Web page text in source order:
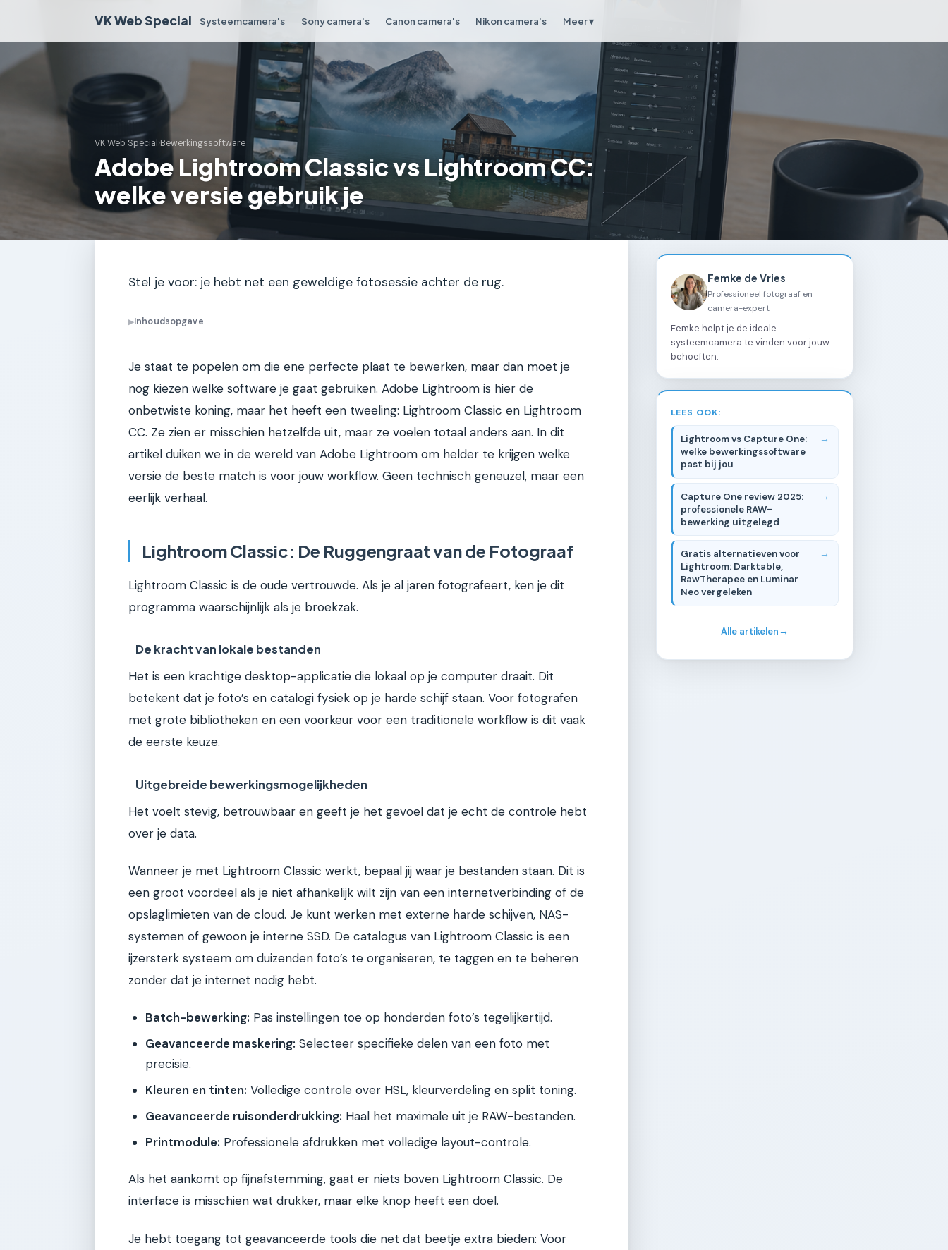
VK Web Special Systeemcamera's Sony camera's Canon camera's Nikon camera's Meer ▾
VK Web Special›Bewerkingssoftware
Adobe Lightroom Classic vs Lightroom CC:
welke versie gebruik je
Stel je voor: je hebt net een geweldige fotosessie achter de rug.
▶Inhoudsopgave
Je staat te popelen om die ene perfecte plaat te bewerken, maar dan moet je
nog kiezen welke software je gaat gebruiken. Adobe Lightroom is hier de
onbetwiste koning, maar het heeft een tweeling: Lightroom Classic en Lightroom
CC. Ze zien er misschien hetzelfde uit, maar ze voelen totaal anders aan. In dit
artikel duiken we in de wereld van Adobe Lightroom om helder te krijgen welke
versie de beste match is voor jouw workflow. Geen technisch geneuzel, maar een
eerlijk verhaal.
Lightroom Classic: De Ruggengraat van de Fotograaf
Lightroom Classic is de oude vertrouwde. Als je al jaren fotografeert, ken je dit
programma waarschijnlijk als je broekzak.
De kracht van lokale bestanden
Het is een krachtige desktop-applicatie die lokaal op je computer draait. Dit
betekent dat je foto’s en catalogi fysiek op je harde schijf staan. Voor fotografen
met grote bibliotheken en een voorkeur voor een traditionele workflow is dit vaak
de eerste keuze.
Uitgebreide bewerkingsmogelijkheden
Het voelt stevig, betrouwbaar en geeft je het gevoel dat je echt de controle hebt
over je data.
Wanneer je met Lightroom Classic werkt, bepaal jij waar je bestanden staan. Dit is
een groot voordeel als je niet afhankelijk wilt zijn van een internetverbinding of de
opslaglimieten van de cloud. Je kunt werken met externe harde schijven, NAS-
systemen of gewoon je interne SSD. De catalogus van Lightroom Classic is een
ijzersterk systeem om duizenden foto’s te organiseren, te taggen en te beheren
zonder dat je internet nodig hebt.
Batch-bewerking: Pas instellingen toe op honderden foto’s tegelijkertijd.
Geavanceerde maskering: Selecteer specifieke delen van een foto met
precisie.
Kleuren en tinten: Volledige controle over HSL, kleurverdeling en split toning.
Geavanceerde ruisonderdrukking: Haal het maximale uit je RAW-bestanden.
Printmodule: Professionele afdrukken met volledige layout-controle.
Als het aankomt op fijnafstemming, gaat er niets boven Lightroom Classic. De
interface is misschien wat drukker, maar elke knop heeft een doel.
Je hebt toegang tot geavanceerde tools die net dat beetje extra bieden: Voor
Femke de Vries
Professioneel fotograaf en
camera-expert
Femke helpt je de ideale
systeemcamera te vinden voor jouw
behoeften.
LEES OOK:
Lightroom vs Capture One:
welke bewerkingssoftware
past bij jou
Capture One review 2025:
professionele RAW-
bewerking uitgelegd
Gratis alternatieven voor
Lightroom: Darktable,
RawTherapee en Luminar
Neo vergeleken
Alle artikelen